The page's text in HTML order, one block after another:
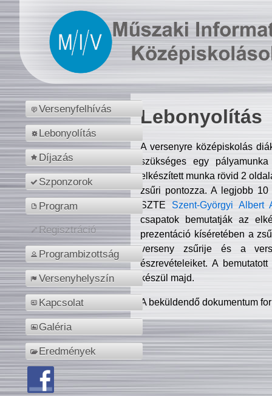
Versenyfelhívás
Lebonyolítás
Díjazás
Szponzorok
Program
Regisztráció
Programbizottság
Versenyhelyszín
Kapcsolat
Galéria
Eredmények
Lebonyolítás
A versenyre középiskolás
szükséges egy
elkészített munka rövid 2
zsűri pontozza. A legjobb
SZTE Szent-Györgyi Albert
csapatok bemutatják az
prezentáció kíséretében a
verseny zsűrije és a
észrevételeiket. A
készül majd.
A beküldendő dokumentum